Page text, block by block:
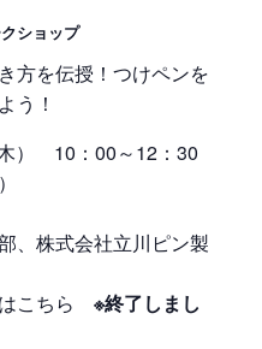
ショップ
方を伝授！つけペンを
う！
） 10：00～12：30
株式会社立川ピン製
こちら ※終了しまし